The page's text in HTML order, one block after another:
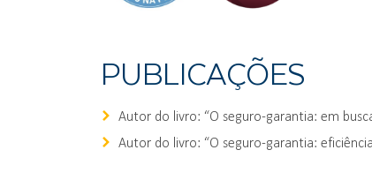
PUBLICAÇÕES
Autor do livro: “O seguro-garantia: em
Autor do livro: “O seguro-garantia: